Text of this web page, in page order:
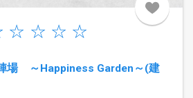
場 ～Happiness Garden～(建